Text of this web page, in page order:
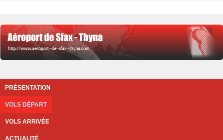
PRÉSENTATION
VOLS DÉPART
VOLS ARRIVÉE
ACTUALITÉ